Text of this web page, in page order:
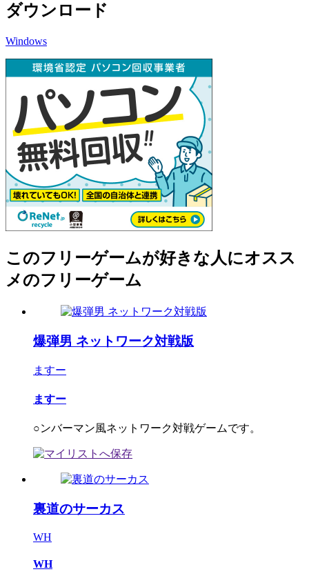
ダウンロード
Windows
このフリーゲームが好きな人にオスス
メのフリーゲーム
爆弾男 ネットワーク対戦版
ますー
ますー
○ンバーマン風ネットワーク対戦ゲームです。
裏道のサーカス
WH
WH